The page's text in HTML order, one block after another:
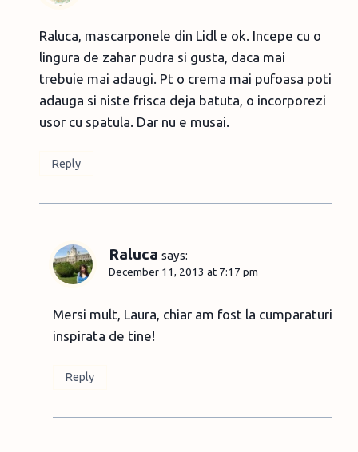
Raluca, mascarponele din Lidl e ok. Incepe cu o
lingura de zahar pudra si gusta, daca mai
trebuie mai adaugi. Pt o crema mai pufoasa poti
adauga si niste frisca deja batuta, o incorporezi
usor cu spatula. Dar nu e musai.
Reply
Raluca says:
December 11, 2013 at 7:17 pm
Mersi mult, Laura, chiar am fost la cumparaturi
inspirata de tine!
Reply